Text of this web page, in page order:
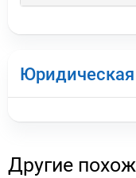
Другие